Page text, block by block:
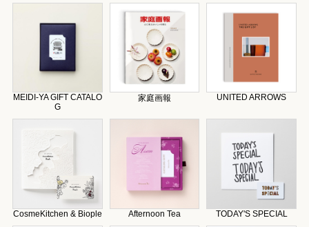
MEIDI-YA GIFT CATALO
G
家庭画報 UNITED ARROWS
CosmeKitchen & Biople Afternoon Tea TODAY'S SPECIAL